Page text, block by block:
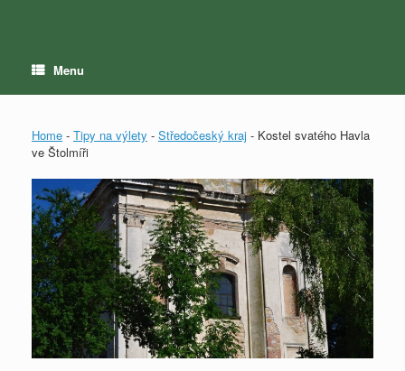
Menu
Home - Tipy na výlety - Středočeský kraj - Kostel svatého Havla
ve Štolmíři